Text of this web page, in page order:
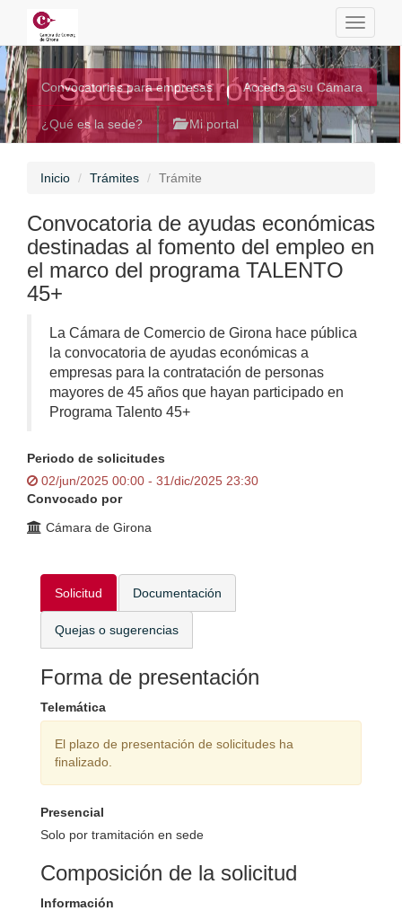
Toggle
Sede Electrónica
Convocatorias para empresas Acceda a su Cámara
¿Qué es la sede? Mi portal
Inicio Trámites Trámite
Convocatoria de ayudas económicas
destinadas al fomento del empleo en
el marco del programa TALENTO
45+
La Cámara de Comercio de Girona hace pública
la convocatoria de ayudas económicas a
empresas para la contratación de personas
mayores de 45 años que hayan participado en
Programa Talento 45+
Periodo de solicitudes
02/jun/2025 00:00 - 31/dic/2025 23:30
Convocado por
Cámara de Girona
Solicitud Documentación
Quejas o sugerencias
Forma de presentación
Telemática
El plazo de presentación de solicitudes ha
finalizado.
Presencial
Solo por tramitación en sede
Composición de la solicitud
Información